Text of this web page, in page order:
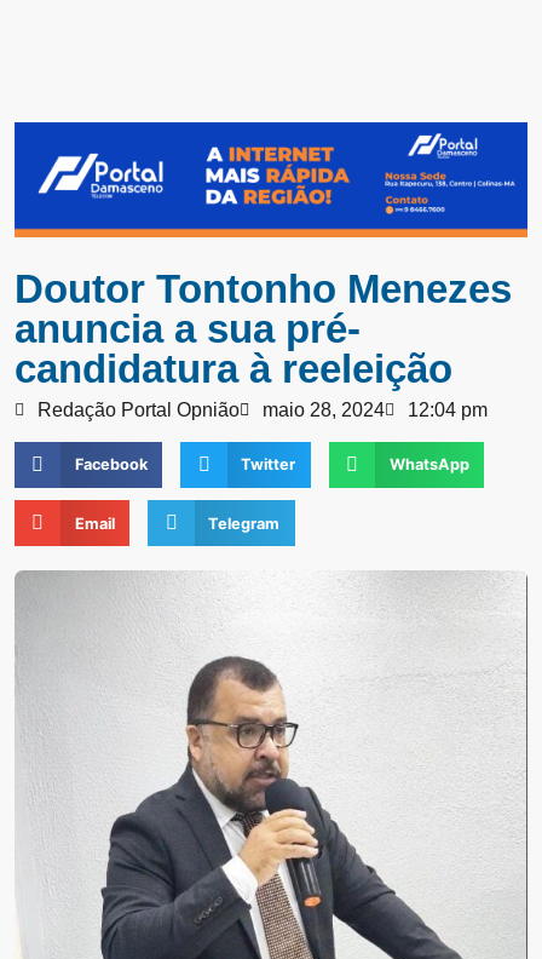
Doutor Tontonho Menezes
anuncia a sua pré-
candidatura à reeleição
Redação Portal Opnião maio 28, 2024 12:04 pm
Facebook Twitter WhatsApp
Email Telegram